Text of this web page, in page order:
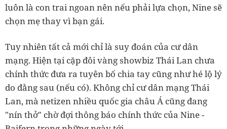
luôn là con trai ngoan nênnếu phải lựa chọn, Nine sẽ
chọn mẹ thay vì bạn gái.
Tuy nhiên tất cả mới chỉ là suy đoán của cư dân
mạng. Hiện tại cặp đôi vàng showbiz Thái Lan chưa
chính thức đưa ra tuyên bố chia tay cũng như hé lộ lý
do đằng sau (nếu có). Không chỉ cư dân mạng Thái
Lan, mà netizen nhiều quốc gia châu Á cũng đang
"nín thở" chờ đợi thông báo chính thức của Nine -